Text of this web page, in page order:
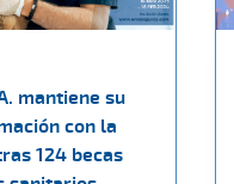
mantiene su
con la
124 becas